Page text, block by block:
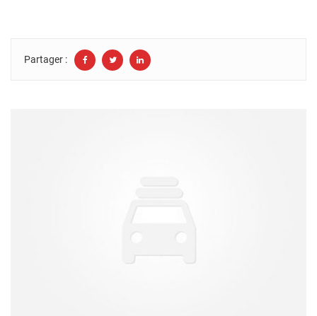
Partager :